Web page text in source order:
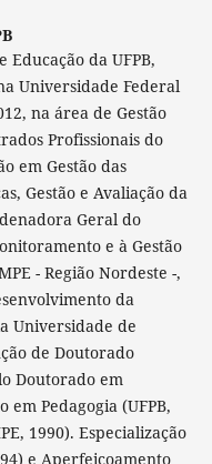
da UFPB,
Universidade Federal
na área de Gestão
Profissionais do
em Gestão das
Gestão e Avaliação da
Geral do
e à Gestão
- Região Nordeste -,
da
Universidade de
de Doutorado
Doutorado em
em Pedagogia (UFPB,
1990). Especialização
e Aperfeiçoamento